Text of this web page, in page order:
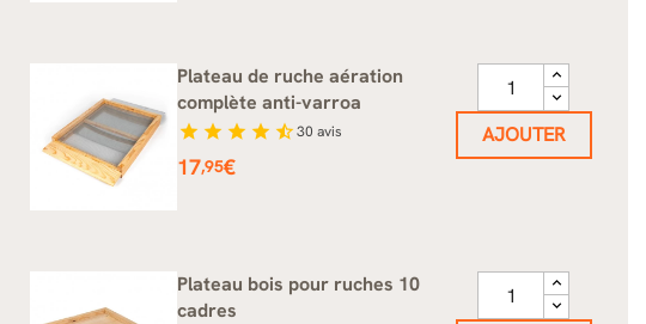
Plateau de ruche aération
complète anti-varroa
star star star star star_half30 avis
Prix
17,95€
AJOUTER
Plateau bois pour ruches 10
cadres